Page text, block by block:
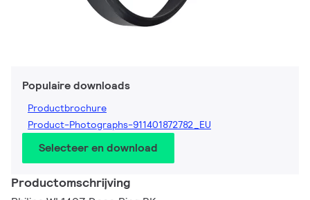
Populaire downloads
Productbrochure
Product-Photographs-911401872782_EU
Selecteer en download
Productomschrijving